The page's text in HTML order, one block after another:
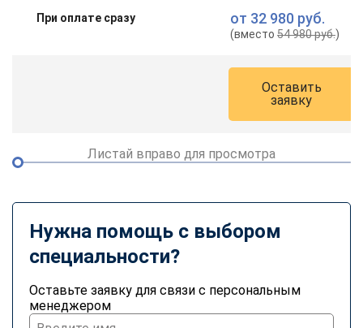
При оплате сразу от 32 980 руб.
(вместо54 980 руб.)
Оставить
заявку
Листай вправо для просмотра
Нужна помощь с выбором
специальности?
Оставьте заявку для связи с персональным
менеджером